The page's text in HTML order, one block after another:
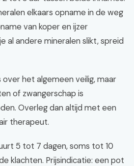
elkaars opname in de weg
van koper en ijzer
al andere mineralen slikt, spreid
het algemeen veilig, maar
of zwangerschap is
Overleg dan altijd met een
therapeut.
5 tot 7 dagen, soms tot 10
klachten. Prijsindicatie: een pot